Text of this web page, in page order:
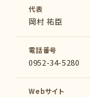
代表
岡村 祐臣
電話番号
0952-34-5280
Webサイト